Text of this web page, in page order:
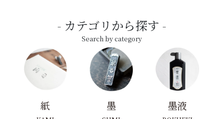
カテゴリから探す
Search by category
紙 墨 墨液